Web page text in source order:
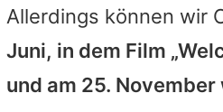
Allerdings können wir
Juni, in dem Film
und am 25. November